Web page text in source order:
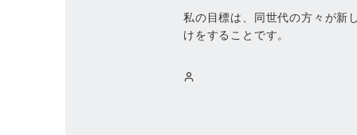
私の目標は、同世代の方々が新
けをすることです。